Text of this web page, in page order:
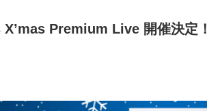
Premium Live 開催決定！